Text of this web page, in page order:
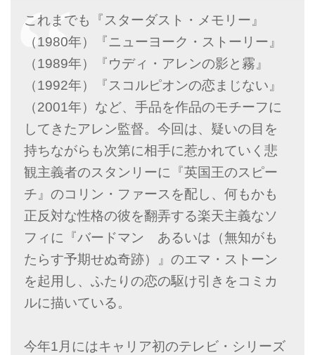
これまでも『スターダスト・メモリー』
（1980年）『ニューヨーク・ストーリー』
（1989年）『ウディ・アレンの影と霧』
（1992年）『スコルピオンの恋まじない』
（2001年）など、手品を作品のモチーフに
してきたアレン監督。今回は、疑いの目を
持ちながらも次第に相手に惹かれていく悲
観主義者のスタンリーに『英国王のスピー
チ』のコリン・ファースを配し、何もかも
正反対な性格の彼を翻弄する楽天主義なソ
フィに『バードマン あるいは（無知がも
たらす予期せぬ奇跡）』のエマ・ストーン
を起用し、ふたりの恋の駆け引きをコミカ
ルに描いている。
今年1月にはキャリア初のテレビ・シリーズ